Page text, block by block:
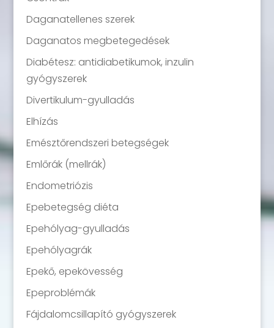
Daganatellenes szerek
Daganatos megbetegedések
Diabétesz: antidiabetikumok, inzulin
gyógyszerek
Divertikulum-gyulladás
Elhízás
Emésztőrendszeri betegségek
Emlőrák (mellrák)
Endometriózis
Epebetegség diéta
Epehólyag-gyulladás
Epehólyagrák
Epekő, epekövesség
Epeproblémák
Fájdalomcsillapító gyógyszerek